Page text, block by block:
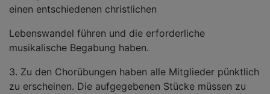
einen entschiedenen christlichen
Lebenswandel führen und die erforderliche
musikalische Begabung haben.
3. Zu den Chorübungen haben alle Mitglieder pünktlich
zu erscheinen. Die aufgegebenen Stücke müssen zu